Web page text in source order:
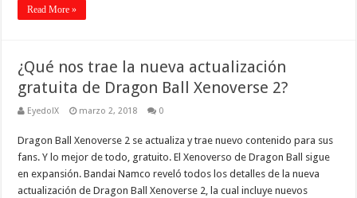
Read More »
¿Qué nos trae la nueva actualización
gratuita de Dragon Ball Xenoverse 2?
EyedolX marzo 2, 2018 0
Dragon Ball Xenoverse 2 se actualiza y trae nuevo contenido para sus
fans. Y lo mejor de todo, gratuito. El Xenoverso de Dragon Ball sigue
en expansión. Bandai Namco reveló todos los detalles de la nueva
actualización de Dragon Ball Xenoverse 2, la cual incluye nuevos